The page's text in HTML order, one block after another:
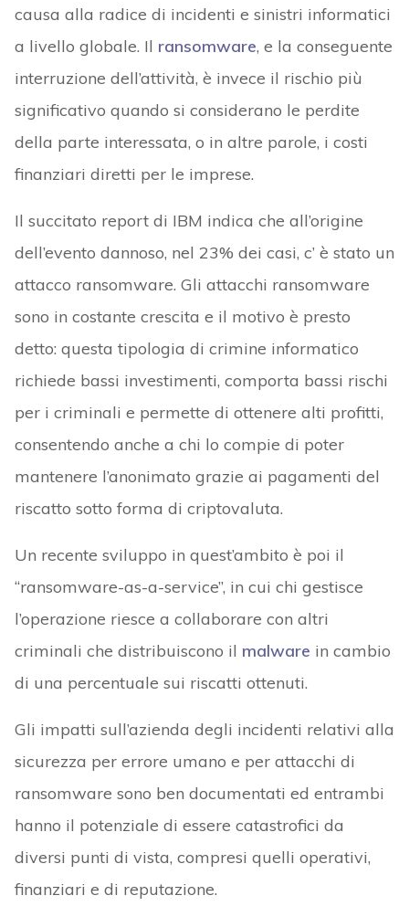
causa alla radice di incidenti e sinistri informatici
a livello globale. Il ransomware, e la conseguente
interruzione dell’attività, è invece il rischio più
significativo quando si considerano le perdite
della parte interessata, o in altre parole, i costi
finanziari diretti per le imprese.
Il succitato report di IBM indica che all’origine
dell’evento dannoso, nel 23% dei casi, c’ è stato un
attacco ransomware. Gli attacchi ransomware
sono in costante crescita e il motivo è presto
detto: questa tipologia di crimine informatico
richiede bassi investimenti, comporta bassi rischi
per i criminali e permette di ottenere alti profitti,
consentendo anche a chi lo compie di poter
mantenere l’anonimato grazie ai pagamenti del
riscatto sotto forma di criptovaluta.
Un recente sviluppo in quest’ambito è poi il
“ransomware-as-a-service”, in cui chi gestisce
l’operazione riesce a collaborare con altri
criminali che distribuiscono il malware in cambio
di una percentuale sui riscatti ottenuti.
Gli impatti sull’azienda degli incidenti relativi alla
sicurezza per errore umano e per attacchi di
ransomware sono ben documentati ed entrambi
hanno il potenziale di essere catastrofici da
diversi punti di vista, compresi quelli operativi,
finanziari e di reputazione.